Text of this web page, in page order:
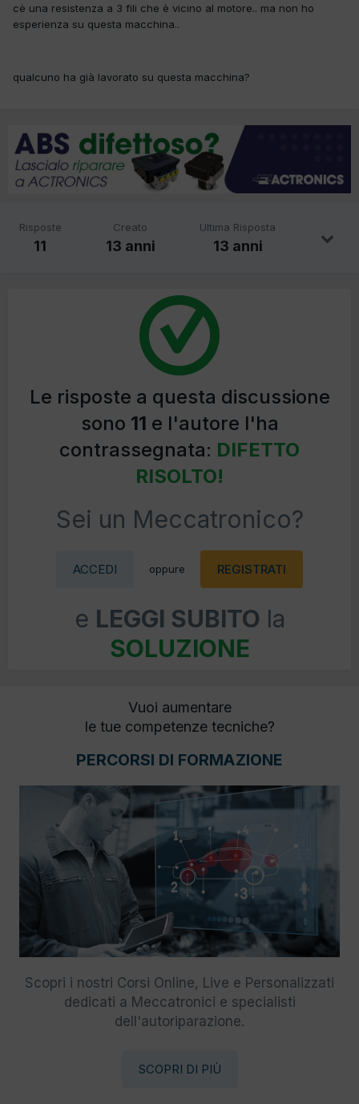
cè una resistenza a 3 fili che è vicino al motore.. ma non ho
esperienza su questa macchina..
qualcuno ha già lavorato su questa macchina?
Risposte
11
Creato
13 anni
Ultima Risposta
13 anni
Le risposte a questa discussione
sono 11 e l'autore l'ha
contrassegnata: DIFETTO
RISOLTO!
Sei un Meccatronico?
ACCEDI oppure REGISTRATI
e LEGGI SUBITO la
SOLUZIONE
Vuoi aumentare
le tue competenze tecniche?
PERCORSI DI FORMAZIONE
Scopri i nostri Corsi Online, Live e Personalizzati
dedicati a Meccatronici e specialisti
dell'autoriparazione.
SCOPRI DI PIÙ